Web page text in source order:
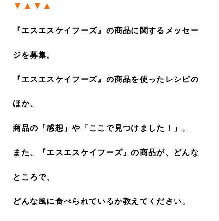
▼▲▼▲
『エスエスケイフーズ』の商品に関するメッセー
ジを募集。
『エスエスケイフーズ』の商品を使ったレシピの
ほか、
商品の「感想」や「ここで見つけました！」。
また、『エスエスケイフーズ』の商品が、どんな
ところで、
どんな風に食べられているか教えてください。